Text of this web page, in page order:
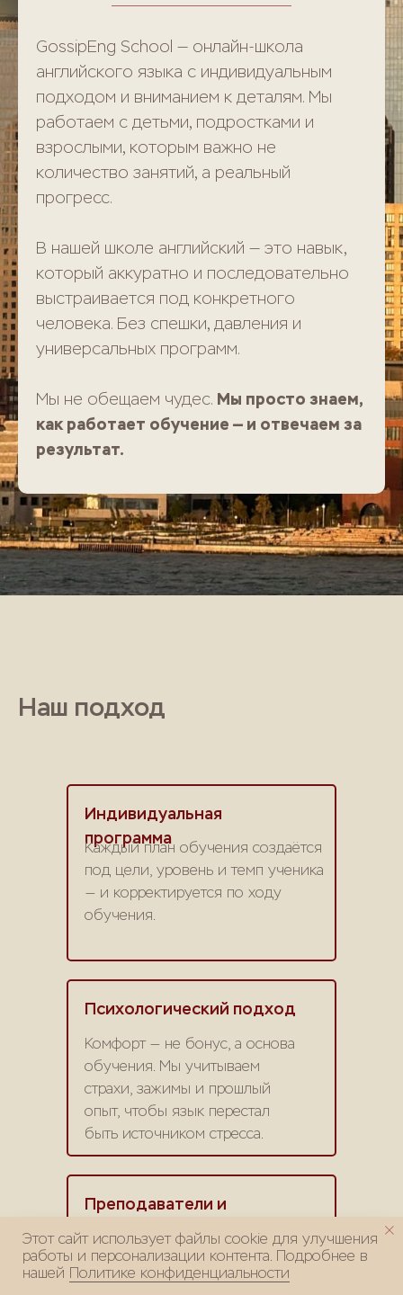
GossipEng School — онлайн-школа
английского языка с индивидуальным
подходом и вниманием к деталям. Мы
работаем с детьми, подростками и
взрослыми, которым важно не
количество занятий, а реальный
прогресс.
В нашей школе английский — это навык,
который аккуратно и последовательно
выстраивается под конкретного
человека. Без спешки, давления и
универсальных программ.
Мы не обещаем чудес. Мы просто знаем,
как работает обучение — и отвечаем за
результат.
Наш подход
Индивидуальная
программа
Каждый план обучения создаётся
под цели, уровень и темп ученика
— и корректируется по ходу
обучения.
В школе работают
дипломированные преподаватели
Преподаватели и
носители языка
Психологический подход
Комфорт — не бонус, а основа
обучения. Мы учитываем
страхи, зажимы и прошлый
опыт, чтобы язык перестал
быть источником стресса.
Этот сайт использует файлы cookie для улучшения
работы и персонализации контента. Подробнее в
нашей Политике конфиденциальности